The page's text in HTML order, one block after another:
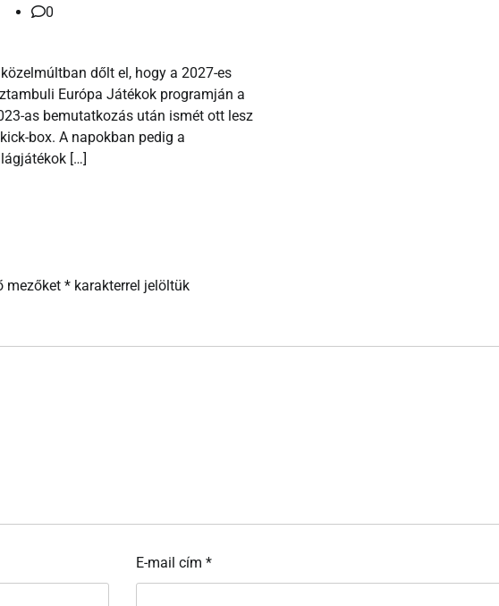
0
dőlt el, hogy a 2027-es
Európa Játékok programján a
as bemutatkozás után ismét ott lesz
box. A napokban pedig a
[…]
mezőket * karakterrel jelöltük
E-mail cím *